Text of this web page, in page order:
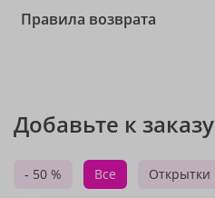
Правила возврата
Добавьте к заказу
- 50 % Все Открытки